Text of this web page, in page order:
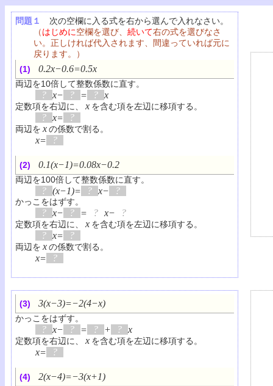
問題１
次の空欄に入る式を右から選んで入れなさい。
（はじめに空欄を選び、 続いて右の式を選びなさ
い。正しければ代入されます、間違っていれば元に
戻ります。）
(1)
0.2x−0.6=0.5x
両辺を10倍して整数係数に直す。
? x− ? = ? x
定数項を右辺に、 x を含む項を左辺に移項する。
? x= ?
両辺を xの係数で割る。
x= ?
(2) 0.1(x−1)=0.08x−0.2
両辺を100倍して整数係数に直す。
? (x−1)= ? x− ?
かっこをはずす。
? x− ? = ? x− ?
定数項を右辺に、 x を含む項を左辺に移項する。
? x= ?
両辺を xの係数で割る。
x= ?
(3) 3(x−3)=−2(4−x)
かっこをはずす。
? x− ? = ? + ? x
定数項を右辺に、 x を含む項を左辺に移項する。
x= ?
(4) 2(x−4)=−3(x+1)